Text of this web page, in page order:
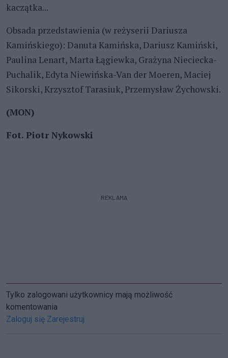
kaczątka...
Obsada przedstawienia (w reżyserii Dariusza
Kamińskiego): Danuta Kamińska, Dariusz Kamiński,
Paulina Lenart, Marta Łągiewka, Grażyna Nieciecka-
Puchalik, Edyta Niewińska-Van der Moeren, Maciej
Sikorski, Krzysztof Tarasiuk, Przemysław Żychowski.
(MON)
Fot. Piotr Nykowski
REKLAMA
Tylko zalogowani użytkownicy mają możliwość
komentowania
Zaloguj się Zarejestruj